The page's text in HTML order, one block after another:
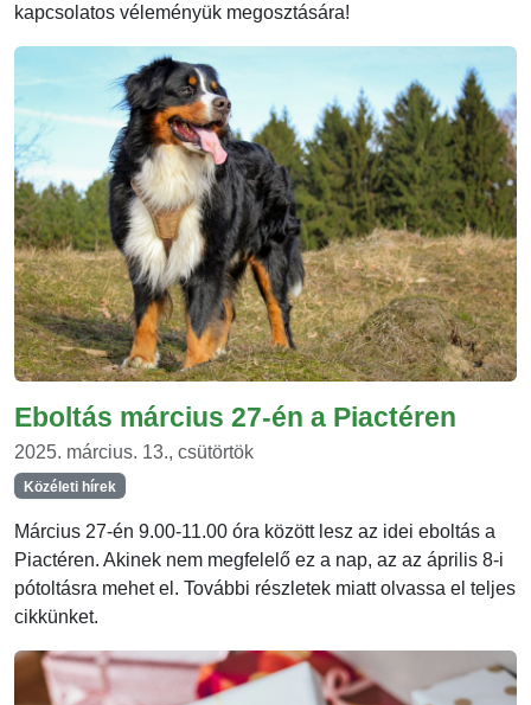
kapcsolatos véleményük megosztására!
Eboltás március 27-én a Piactéren
2025. március. 13., csütörtök
Közéleti hírek
Március 27-én 9.00-11.00 óra között lesz az idei eboltás a
Piactéren. Akinek nem megfelelő ez a nap, az az április 8-i
pótoltásra mehet el. További részletek miatt olvassa el teljes
cikkünket.